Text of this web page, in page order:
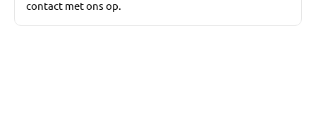
contact met ons op.